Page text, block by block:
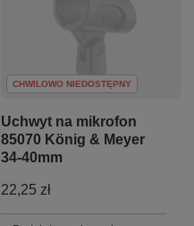
CHWILOWO NIEDOSTĘPNY
Uchwyt na mikrofon
85070 König & Meyer
34-40mm
22,25 zł